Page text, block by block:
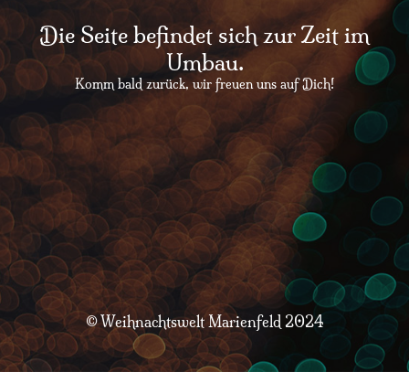
Die Seite befindet sich zur Zeit im
Umbau.
Komm bald zurück, wir freuen uns auf Dich!
© Weihnachtswelt Marienfeld 2024